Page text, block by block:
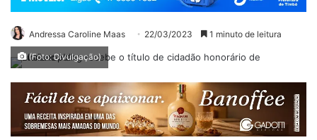
Andressa Caroline Maas 22/03/2023 1 minuto de leitura
(Foto: Divulgação)